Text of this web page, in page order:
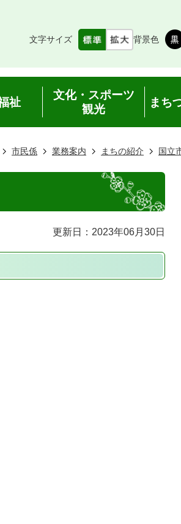
文字サイズ 背景色
祉
文化・スポーツ
観光
まち
市民係 業務案内 まちの紹介 国立
更新日：2023年06月30日